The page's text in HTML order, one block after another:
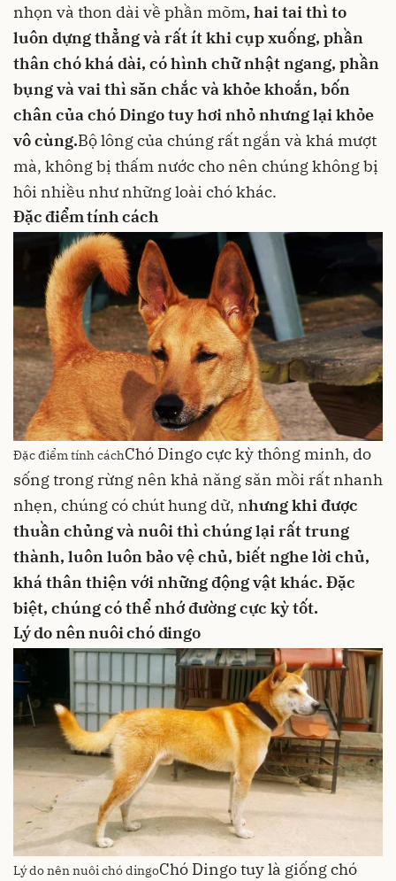
nhọn và thon dài về phần mõm, hai tai thì to
luôn dựng thẳng và rất ít khi cụp xuống, phần
thân chó khá dài, có hình chữ nhật ngang, phần
bụng và vai thì săn chắc và khỏe khoắn, bốn
chân của chó Dingo tuy hơi nhỏ nhưng lại khỏe
vô cùng.Bộ lông của chúng rất ngắn và khá mượt
mà, không bị thấm nước cho nên chúng không bị
hôi nhiều như những loài chó khác.
Đặc điểm tính cách
Đặc điểm tính cáchChó Dingo cực kỳ thông minh, do
sống trong rừng nên khả năng săn mồi rất nhanh
nhẹn, chúng có chút hung dữ, nhưng khi được
thuần chủng và nuôi thì chúng lại rất trung
thành, luôn luôn bảo vệ chủ, biết nghe lời chủ,
khá thân thiện với những động vật khác. Đặc
biệt, chúng có thể nhớ đường cực kỳ tốt.
Lý do nên nuôi chó dingo
Lý do nên nuôi chó dingoChó Dingo tuy là giống chó